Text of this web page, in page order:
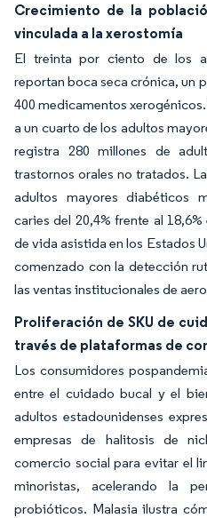
Crecimiento de la
vinculada a la xerostomía
El treinta por ciento de los
reportan boca seca crónica, un
400 medicamentos
a un cuarto de los adultos
registra 280 millones de
trastornos orales no tratados.
adultos mayores diabéticos
caries del 20,4% frente al
de vida asistida en los Estados
comenzado con la detección
las ventas institucionales de
Proliferación de SKU de
través de plataformas de
Los consumidores
entre el cuidado bucal y el
adultos estadounidenses
empresas de halitosis de
comercio social para evitar el
minoristas, acelerando la
probióticos. Malasia ilustra